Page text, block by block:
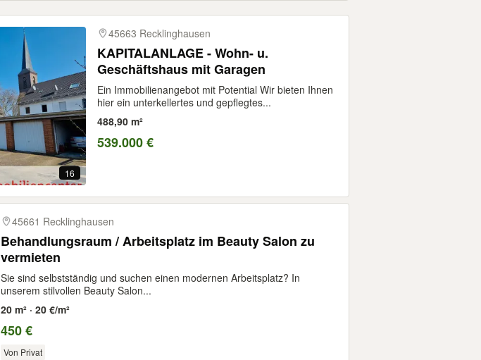
16
45663 Recklinghausen
KAPITALANLAGE - Wohn- u.
Geschäftshaus mit Garagen
Ein Immobilienangebot mit Potential Wir bieten Ihnen
hier ein unterkellertes und gepflegtes...
488,90 m²
539.000 €
45661 Recklinghausen
Behandlungsraum / Arbeitsplatz im Beauty Salon zu
vermieten
Sie sind selbstständig und suchen einen modernen Arbeitsplatz? In
unserem stilvollen Beauty Salon...
20 m² · 20 €/m²
450 €
Von Privat